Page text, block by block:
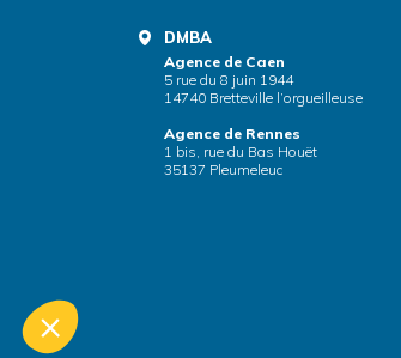
DMBA
Agence de Caen
5 rue du 8 juin 1944
14740 Bretteville l’orgueilleuse
Agence de Rennes
1 bis, rue du Bas Houët
35137 Pleumeleuc